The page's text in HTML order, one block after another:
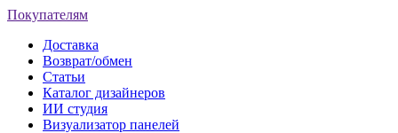
Покупателям
Доставка
Возврат/обмен
Статьи
Каталог дизайнеров
ИИ студия
Визуализатор панелей